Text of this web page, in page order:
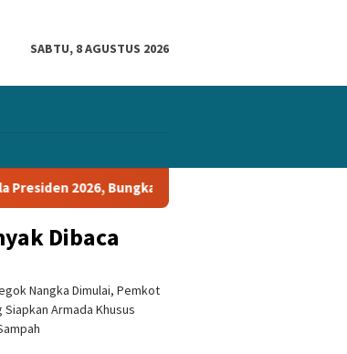
SABTU, 8 AGUSTUS 2026
Tampines Rovers 1-0 dan Lolos ke Semifinal
Dibaca
Nangka Dimulai, Pemkot
Siapkan Armada Khusus